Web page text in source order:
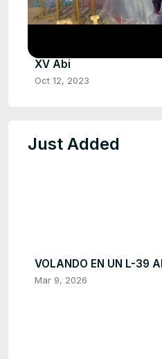
XV Abi
Oct 12, 2023
Just Added
VOLANDO EN UN L-39
Mar 9, 2026